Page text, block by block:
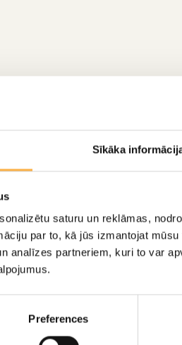
Sīkāka
saturu un reklāmas,
par to, kā jūs izmantojat
analīzes partneriem, kuri to var
Preferences